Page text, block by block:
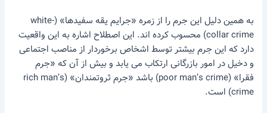
به همین دلیل این جرم را از زمره «جرایم یقه سفیدها» (white-
collar crime) محسوب کرده اند. این اصطلاح اشاره به این واقعیت
دارد که این جرم بیشتر توسط اشخاص برخوردار از مناصب اجتماعی
و دخیل در امور بازرگانی ارتکاب می یابد و بیش از آن که «جرم
فقرا» (poor man’s crime) باشد «جرم ثروتمندان» (rich man’s
crime) است.